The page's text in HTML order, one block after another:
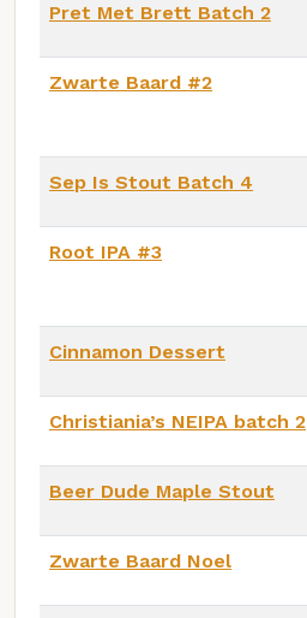
Pret Met Brett Batch 2
Zwarte Baard #2
Sep Is Stout Batch 4
Root IPA #3
Cinnamon Dessert
Christiania’s NEIPA batch 2
Beer Dude Maple Stout
Zwarte Baard Noel